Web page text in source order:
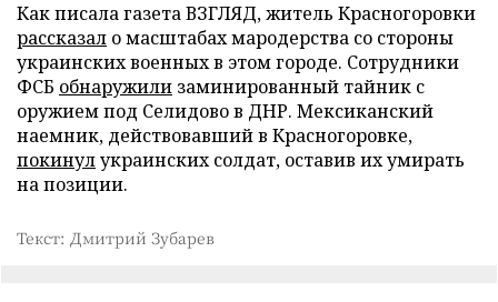
Как писала газета ВЗГЛЯД, житель Красногоровки
рассказал о масштабах мародерства со стороны
украинских военных в этом городе. Сотрудники
ФСБ обнаружили заминированный тайник с
оружием под Селидово в ДНР. Мексиканский
наемник, действовавший в Красногоровке,
покинулукраинских солдат, оставив их умирать
на позиции.
Текст: Дмитрий Зубарев